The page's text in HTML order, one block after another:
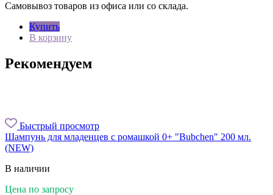
Самовывоз товаров из офиса или со склада.
Купить
В корзину
Рекомендуем
Быстрый просмотр
Шампунь для младенцев с ромашкой 0+ "Bubchen" 200 мл.
(NEW)
В наличии
Цена по запросу